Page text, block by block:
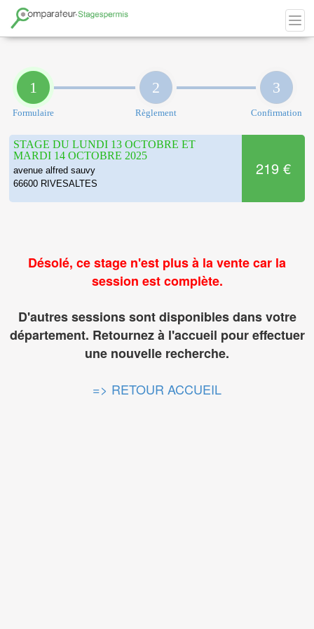
1
Formulaire
2
Règlement
3
Confirmation
STAGE DU LUNDI 13 OCTOBRE ET
MARDI 14 OCTOBRE 2025
avenue alfred sauvy
66600 RIVESALTES
219 €
Désolé, ce stage n'est plus à la vente car la
session est complète.
D'autres sessions sont disponibles dans votre
département. Retournez à l'accueil pour effectuer
une nouvelle recherche.
=> RETOUR ACCUEIL